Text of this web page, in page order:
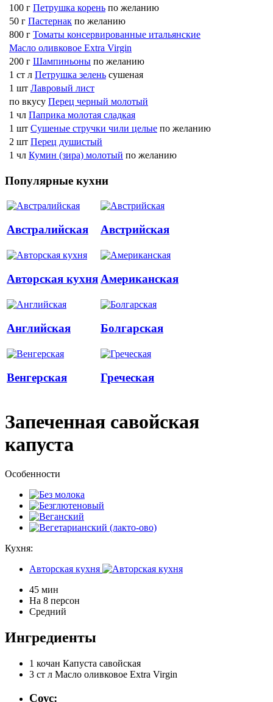
100 г Петрушка корень по желанию
50 г Пастернак по желанию
800 г Томаты консервированные итальянские
Масло оливковое Extra Virgin
200 г Шампиньоны по желанию
1 ст л Петрушка зелень сушеная
1 шт Лавровый лист
по вкусу Перец черный молотый
1 чл Паприка молотая сладкая
1 шт Сушеные стручки чили целые по желанию
2 шт Перец душистый
1 чл Кумин (зира) молотый по желанию
Популярные кухни
Австралийская Австрийская
Авторская кухня Американская
Английская Болгарская
Венгерская Греческая
Запеченная савойская
капуста
Особенности
Кухня:
Авторская кухня
45 мин
На 8 персон
Средний
Ингредиенты
1 кочан Капуста савойская
3 ст л Масло оливковое Extra Virgin
Соус: